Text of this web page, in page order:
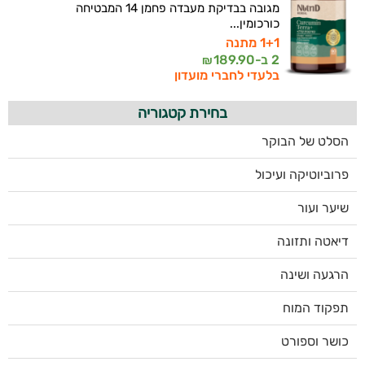
מגובה בבדיקת מעבדה פחמן 14 המבטיחה
כורכומין...
1+1 מתנה
2 ב-
189.90
₪
בלעדי לחברי מועדון
בחירת קטגוריה
הסלט של הבוקר
פרוביוטיקה ועיכול
שיער ועור
דיאטה ותזונה
הרגעה ושינה
תפקוד המוח
כושר וספורט